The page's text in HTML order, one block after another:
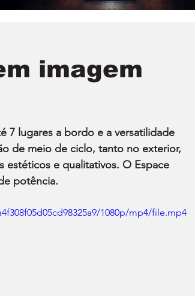
imagem
7 lugares a bordo e a versatilidade
de meio de ciclo, tanto no exterior,
e qualitativos. O Espace
potência.
1080p/mp4/file.mp4